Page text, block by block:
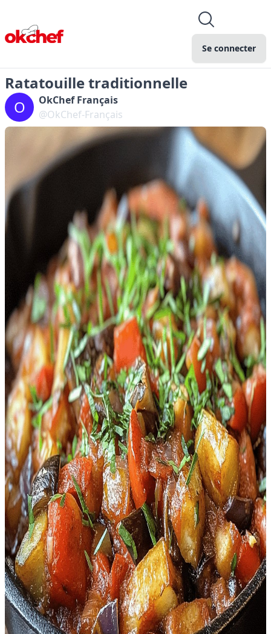
Se connecter
Ratatouille traditionnelle
O
OkChef Français
@OkChef-Français